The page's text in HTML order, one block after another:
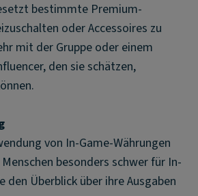
bestimmte Premium-
oder Accessoires zu
mit der Gruppe oder einem
den sie schätzen,
von In-Game-Währungen
besonders schwer für In-
den Überblick über ihre Ausgaben